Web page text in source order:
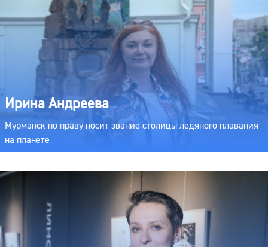
Ирина Андреева
Мурманск по праву носит звание столицы ледяного плавания
на планете